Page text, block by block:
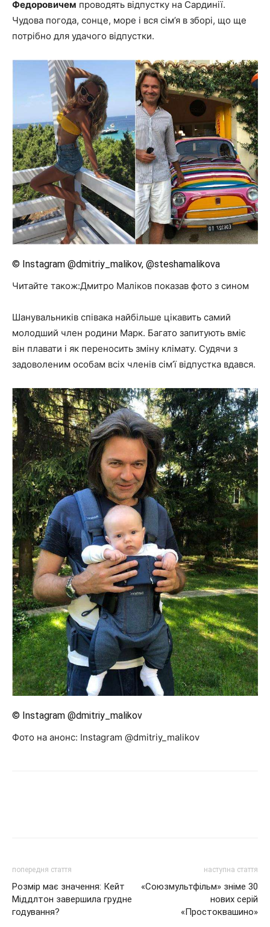
Федоровичем проводять відпустку на Сардинії.
Чудова погода, сонце, море і вся сім’я в зборі, що ще
потрібно для удачого відпустки.
© Instagram @dmitriy_malikov, @steshamalikova
Читайте також:Дмитро Маліков показав фото з сином
Шанувальників співака найбільше цікавить самий
молодший член родини Марк. Багато запитують вміє
він плавати і як переносить зміну клімату. Судячи з
задоволеним особам всіх членів сім’ї відпустка вдався.
© Instagram @dmitriy_malikov
Фото на анонс: Instagram @dmitriy_malikov
попередня стаття
Розмір має значення: Кейт
Міддлтон завершила грудне
годування?
наступна стаття
«Союзмультфільм» зніме 30
нових серій
«Простоквашино»